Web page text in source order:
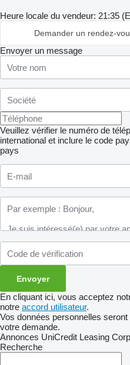
Heure locale du vendeur: 21:35
Demander un rendez-
Envoyer un message
Veuillez vérifier le numéro de
international et inclure le code
pays
En cliquant ici, vous acceptez
notre accord utilisateur.
Vos données personnelles
votre demande.
Annonces UniCredit Leasing
Recherche